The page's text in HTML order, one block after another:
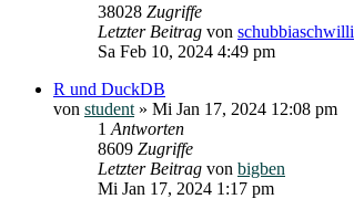
38028 Zugriffe
Letzter Beitrag von schubbiaschwilli
Sa Feb 10, 2024 4:49 pm
R und DuckDB
von student » Mi Jan 17, 2024 12:08 pm
1 Antworten
8609 Zugriffe
Letzter Beitrag von bigben
Mi Jan 17, 2024 1:17 pm